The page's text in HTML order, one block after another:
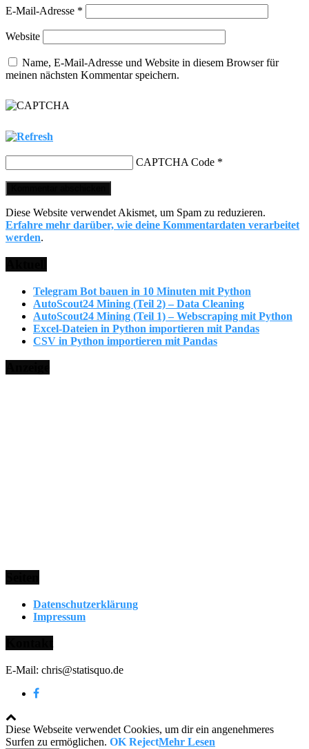
E-Mail-Adresse *
Website
Name, E-Mail-Adresse und Website in diesem Browser für
meinen nächsten Kommentar speichern.
CAPTCHA Code *
Diese Website verwendet Akismet, um Spam zu reduzieren.
Erfahre mehr darüber, wie deine Kommentardaten verarbeitet
werden.
Telegram Bot bauen in 10 Minuten mit Python
AutoScout24 Mining (Teil 2) – Data Cleaning
AutoScout24 Mining (Teil 1) – Webscraping mit Python
Excel-Dateien in Python importieren mit Pandas
CSV in Python importieren mit Pandas
Datenschutzerklärung
Impressum
E-Mail: chris@statisquo.de
Diese Webseite verwendet Cookies, um dir ein angenehmeres
Surfen zu ermöglichen. OK RejectMehr Lesen